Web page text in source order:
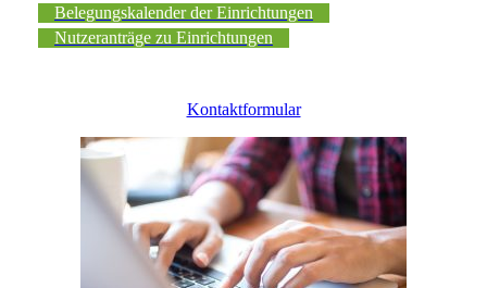
Belegungskalender der Einrichtungen
Nutzeranträge zu Einrichtungen
Kontaktformular